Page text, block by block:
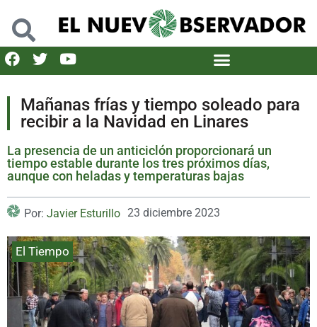
Mañanas frías y tiempo soleado para
recibir a la Navidad en Linares
La presencia de un anticiclón proporcionará un
tiempo estable durante los tres próximos días,
aunque con heladas y temperaturas bajas
Por: Javier Esturillo 23 diciembre 2023
El Tiempo